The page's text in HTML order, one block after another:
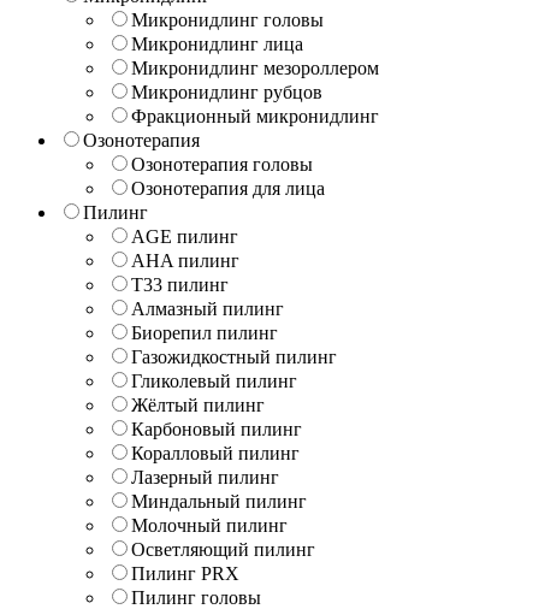
Микронидлинг головы
Микронидлинг лица
Микронидлинг мезороллером
Микронидлинг рубцов
Фракционный микронидлинг
Озонотерапия
Озонотерапия головы
Озонотерапия для лица
Пилинг
AGE пилинг
AHA пилинг
T33 пилинг
Алмазный пилинг
Биорепил пилинг
Газожидкостный пилинг
Гликолевый пилинг
Жёлтый пилинг
Карбоновый пилинг
Коралловый пилинг
Лазерный пилинг
Миндальный пилинг
Молочный пилинг
Осветляющий пилинг
Пилинг PRX
Пилинг головы